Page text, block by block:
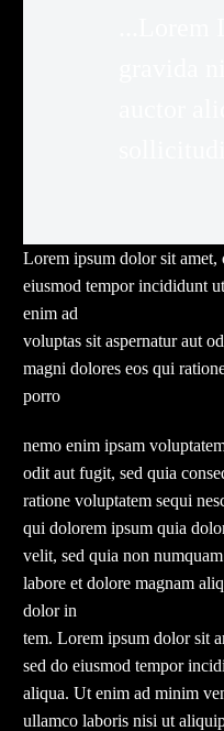
Lorem ipsum dolor sit amet,
eiusmod tempor incididunt
enim ad
voluptas sit aspernatur aut
magni dolores eos qui
porro
nemo enim ipsam
odit aut fugit, sed quia
ratione voluptatem sequi
qui dolorem ipsum quia
velit, sed quia non
labore et dolore magnam
dolor in
tem. Lorem ipsum dolor sit
sed do eiusmod tempor
aliqua. Ut enim ad minim
ullamco laboris nisi ut